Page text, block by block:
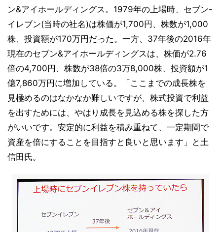
ン&アイホールディングス。1979年の上場時、セブン-
イレブン(当時の社名)は株価が1,700円、株数が1,000
株、投資額が170万円だった。一方、37年後の2016年
現在のセブン&アイホールディングスは、株価が2.76
倍の4,700円、株数が38倍の3万8,000株、投資額が1
億7,860万円に増加している。「ここまでの成長株を
見極めるのはなかなか難しいですが、株式投資で利益
を出すためには、やはり成長を見込める株を探した方
がいいです。安定的に利益を積み重ねて、一定期間で
資産を倍にすることを目指すと良いと思います」と土
信田氏。